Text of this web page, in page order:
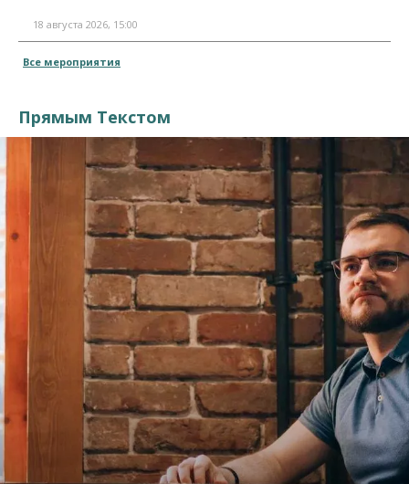
18 августа 2026, 15:00
Все мероприятия
Прямым Текстом